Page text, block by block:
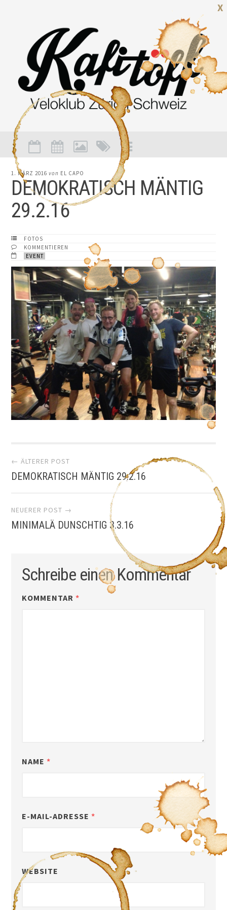
X
1. MÄRZ 2016 von EL CAPO
DEMOKRATISCH MÄNTIG
29.2.16
FOTOS
KOMMENTIEREN
EVENT
Artikel-
Navigation
← ÄLTERER POST
DEMOKRATISCH MÄNTIG 29.2.16
NEUERER POST →
MINIMALÄ DUNSCHTIG 3.3.16
Schreibe einen Kommentar
KOMMENTAR *
NAME *
E-MAIL-ADRESSE *
WEBSITE